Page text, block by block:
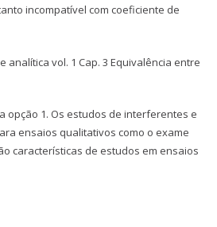
incompatível com coeficiente de
analítica vol. 1 Cap. 3 Equivalência entre
opção 1. Os estudos de interferentes e
ensaios qualitativos como o exame
características de estudos em ensaios